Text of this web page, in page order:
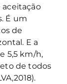
É um
de
E a
5,5 km/h,
de todos